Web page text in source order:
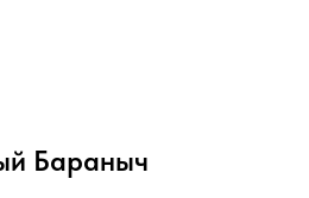
Бараныч